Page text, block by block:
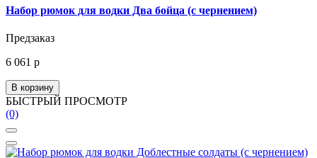
Набор рюмок для водки Два бойца (с чернением)
Предзаказ
6 061 р
В корзину
БЫСТРЫЙ ПРОСМОТР
(0)